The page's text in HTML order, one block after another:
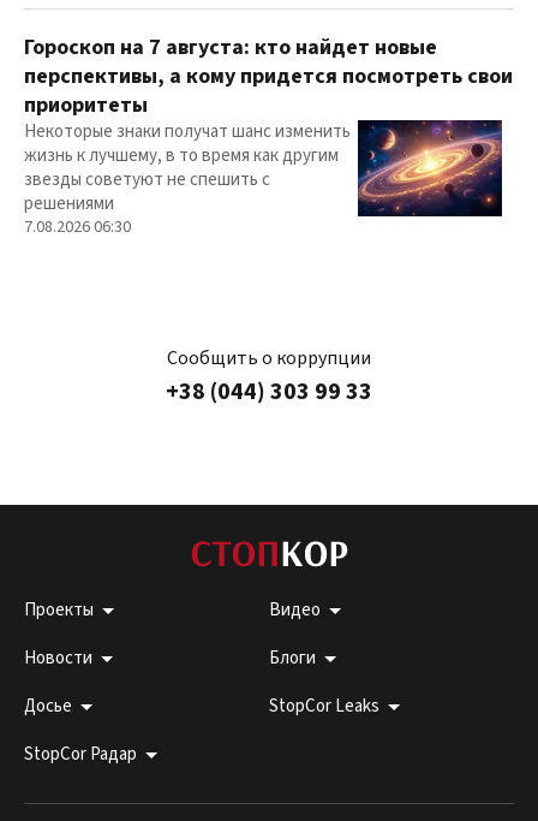
Гороскоп на 7 августа: кто найдет новые
перспективы, а кому придется посмотреть свои
приоритеты
Некоторые знаки получат шанс изменить
жизнь к лучшему, в то время как другим
звезды советуют не спешить с
решениями
7.08.2026 06:30
Сообщить о коррупции
+38 (044) 303 99 33
Проекты
Видео
Новости
Блоги
Досье
StopCor Leaks
StopCor Радар